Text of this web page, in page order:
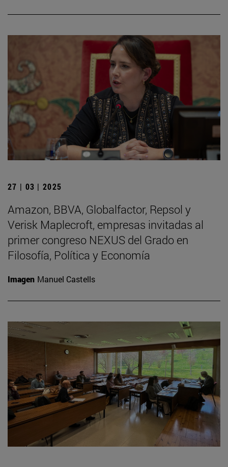
27 | 03 | 2025
Amazon, BBVA, Globalfactor, Repsol y
Verisk Maplecroft, empresas invitadas al
primer congreso NEXUS del Grado en
Filosofía, Política y Economía
Imagen Manuel Castells